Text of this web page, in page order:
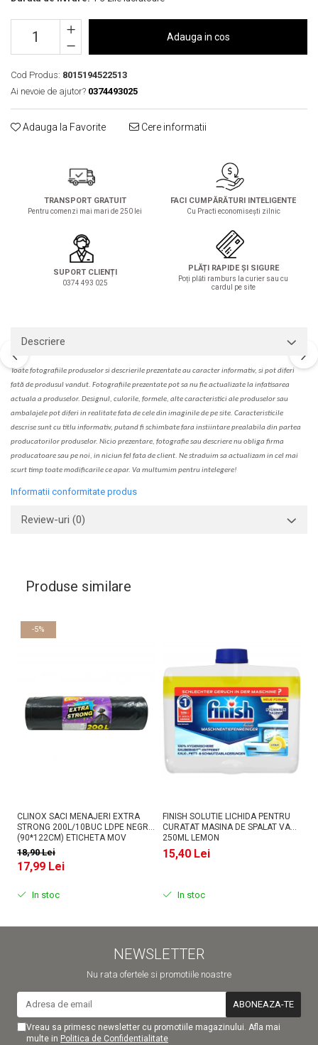
Solutie de indepartat rugina si
calcar
pentru par, masca de par
Vata demachianta
Adauga in cos
Cod Produs: 8015194522513
Ai nevoie de ajutor? 0374493025
Adauga la Favorite Cere informatii
TRANSPORT GRATUIT
Pentru comenzi mai mari de 250 lei
FACI CUMPĂRĂTURI INTELIGENTE
Cu Practi economisești zilnic
SUPORT CLIENȚI
0374 493 025
PLĂȚI RAPIDE ȘI SIGURE
Poți plăti ramburs la curier sau cu
cardul pe site
Descriere
Toate fotografiile produselorsidescrierileprezentate au caracter informativ, si pot diferi
fată de produsul vandut. Fotografiile prezentate pot sa nu fie actualizate la infatisarea
actuala a produselor. Designul, culorile, formele, alte caracteristici ale produselor sau
ambalajele pot diferi in realitate fata de cele din imaginile de pe site. Caracteristicile
descrise sunt cu titlu informativ, putand fi schimbate fara instiintare prealabila din partea
producatorilor produselor. Nicio prezentare, fotografie sau descriere nu obliga firma
producatoare sau pe noi, in niciun fel fata de client. Ne straduim sa actualizam in cel mai
scurt timp toate modificarile ce apar. Va multumim pentru intelegere!
Informatii conformitate produs
Review-uri (0)
Produse similare
-5%
CLINOX SACI MENAJERI EXTRA
STRONG 200L/10BUC LDPE NEGRI
(90*122CM) ETICHETA MOV
18,90 Lei
17,99 Lei
In stoc
FINISH SOLUTIE LICHIDA PENTRU
CURATAT MASINA DE SPALAT VASE
250ML LEMON
15,40 Lei
In stoc
NEWSLETTER
Nu rata ofertele si promotiile noastre
Vreau sa primesc newsletter cu promotiile magazinului. Afla mai
multe in Politica de Confidentialitate